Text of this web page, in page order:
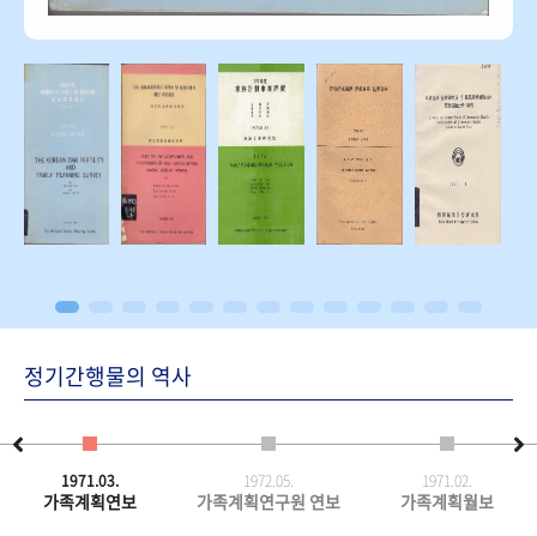
정기간행물의 역사
1971.03.
가족계획연보
1972.05.
가족계획연구원 연보
1971.02.
가족계획월보